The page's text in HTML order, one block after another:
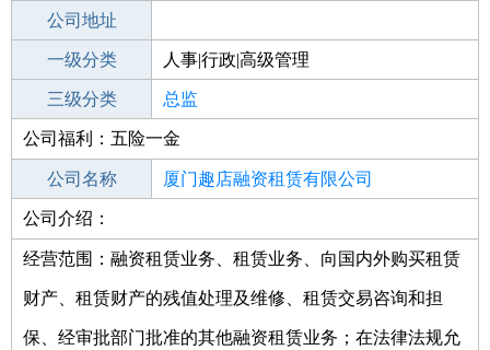
招聘结束时间
公司地址
一级分类 人事|行政|高级管理
二级分类 高级管理
三级分类 总监
其他行业
公司福利：五险一金
公司名称 厦门趣店融资租赁有限公司
公司类型
公司介绍：
经营范围：融资租赁业务、租赁业务、向国内外购买租赁
财产、租赁财产的残值处理及维修、租赁交易咨询和担
保、经审批部门批准的其他融资租赁业务；在法律法规允